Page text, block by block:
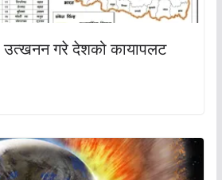
उत्खनन गरे देशको कायापलट